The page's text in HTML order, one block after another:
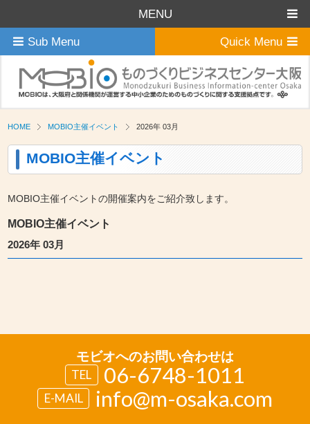
HOME MOBIO主催イベント 2026年 03月
MOBIO主催イベント
MOBIO主催イベントの開催案内をご紹介致します。
MOBIO主催イベント
2026年 03月
モビオへのお問い合わせは
TEL
06-6748-1011
E-MAIL info@m-osaka.com
MENU
Quick Menu
Sub Menu